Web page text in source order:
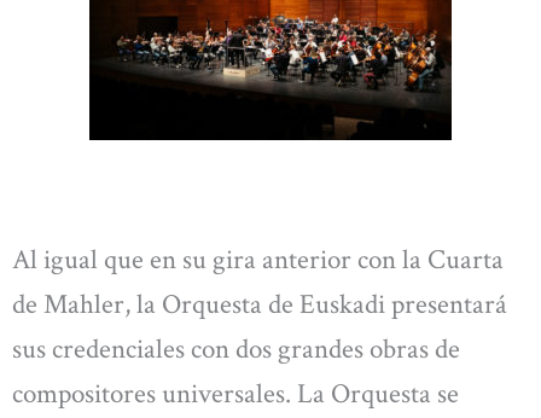
Al igual que en su gira anterior con la Cuarta
de Mahler, la Orquesta de Euskadi presentará
sus credenciales con dos grandes obras de
compositores universales. La Orquesta se